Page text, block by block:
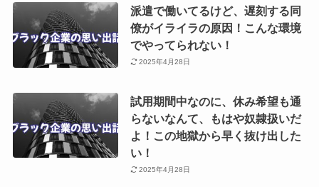
派遣で働いてるけど、遅刻する同
僚がイライラの原因！こんな環境
でやってられない！
2025年4月28日
試用期間中なのに、休み希望も通
らないなんて、もはや奴隷扱いだ
よ！この地獄から早く抜け出した
い！
2025年4月28日